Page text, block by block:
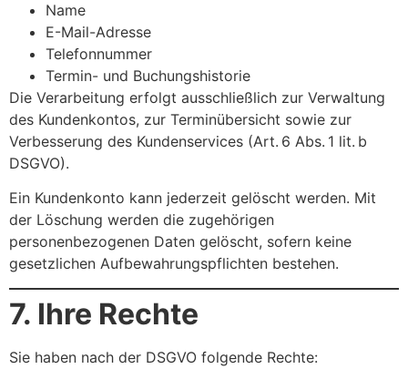
Name
E-Mail-Adresse
Telefonnummer
Termin- und Buchungshistorie
Die Verarbeitung erfolgt ausschließlich zur Verwaltung
des Kundenkontos, zur Terminübersicht sowie zur
Verbesserung des Kundenservices (Art. 6 Abs. 1 lit. b
DSGVO).
Ein Kundenkonto kann jederzeit gelöscht werden. Mit
der Löschung werden die zugehörigen
personenbezogenen Daten gelöscht, sofern keine
gesetzlichen Aufbewahrungspflichten bestehen.
7. Ihre Rechte
Sie haben nach der DSGVO folgende Rechte: